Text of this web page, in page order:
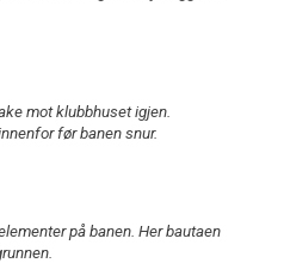
mot klubbhuset igjen.
før banen snur.
på banen. Her bautaen